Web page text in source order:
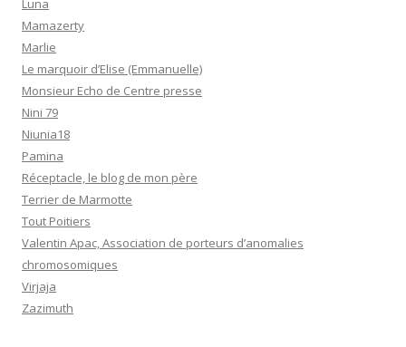
Luna
Mamazerty
Marlie
Le marquoir d’Elise (Emmanuelle)
Monsieur Echo de Centre presse
Nini 79
Niunia18
Pamina
Réceptacle, le blog de mon père
Terrier de Marmotte
Tout Poitiers
Valentin Apac, Association de porteurs d’anomalies
chromosomiques
Virjaja
Zazimuth